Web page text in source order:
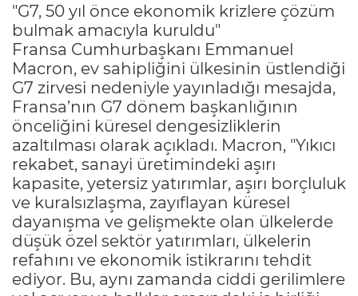
"G7, 50 yıl önce ekonomik krizlere çözüm
bulmak amacıyla kuruldu"
Fransa Cumhurbaşkanı Emmanuel
Macron, ev sahipliğini ülkesinin üstlendiği
G7 zirvesi nedeniyle yayınladığı mesajda,
Fransa’nın G7 dönem başkanlığının
önceliğini küresel dengesizliklerin
azaltılması olarak açıkladı. Macron, "Yıkıcı
rekabet, sanayi üretimindeki aşırı
kapasite, yetersiz yatırımlar, aşırı borçluluk
ve kuralsızlaşma, zayıflayan küresel
dayanışma ve gelişmekte olan ülkelerde
düşük özel sektör yatırımları, ülkelerin
refahını ve ekonomik istikrarını tehdit
ediyor. Bu, aynı zamanda ciddi gerilimlere